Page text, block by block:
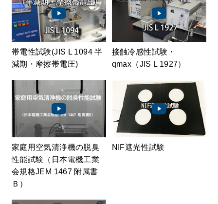
帯電性試験(JIS L 1094 半
減期・摩擦帯電圧)
接触冷感性試験・
qmax（JIS L 1927）
家庭用空気清浄機の脱臭
性能試験（日本電機工業
会規格JEM 1467 附属書
Ｂ）
NIF遮光性試験